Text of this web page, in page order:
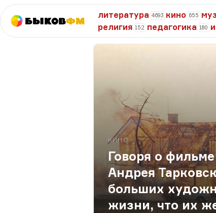
БыковФМ
литература 4693 кино 655
религия 152 педагогика 180
КИНО
Говоря о
Андрея
больших
жизни, что их